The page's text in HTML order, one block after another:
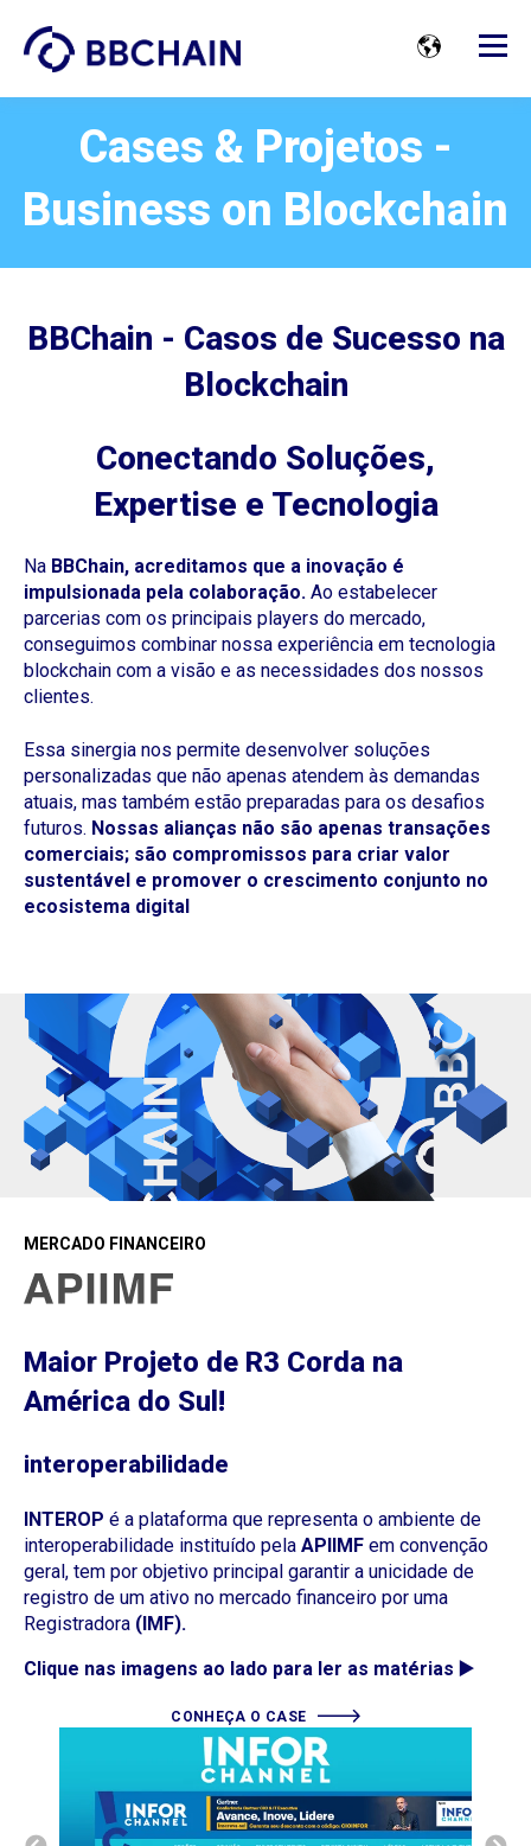
Cases & Projetos -
Business on Blockchain
BBChain - Casos de Sucesso na
Blockchain
Conectando Soluções,
Expertise e Tecnologia
Na BBChain, acreditamos que a inovação é
impulsionada pela colaboração. Ao estabelecer
parcerias com os principais players do mercado,
conseguimos combinar nossa experiência em tecnologia
blockchain com a visão e as necessidades dos nossos
clientes.
Essa sinergia nos permite desenvolver soluções
personalizadas que não apenas atendem às demandas
atuais, mas também estão preparadas para os desafios
futuros. Nossas alianças não são apenas transações
comerciais; são compromissos para criar valor
sustentável e promover o crescimento conjunto no
ecosistema digital
MERCADO FINANCEIRO
Maior Projeto de R3 Corda na
América do Sul!
interoperabilidade
INTEROP é a plataforma que representa o ambiente de
interoperabilidade instituído pela APIIMF em convenção
geral, tem por objetivo principal garantir a unicidade de
registro de um ativo no mercado financeiro por uma
Registradora (IMF).
Clique nas imagens ao lado para ler as matérias ▶️
CONHEÇA O CASE